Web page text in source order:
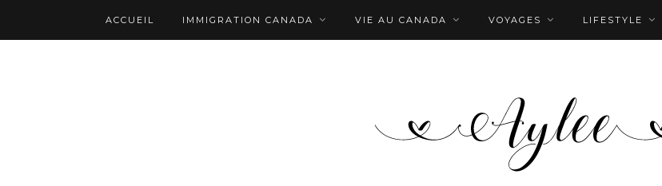
ACCUEIL IMMIGRATION CANADA VIE AU CANADA VOYAGES LIFESTYLE